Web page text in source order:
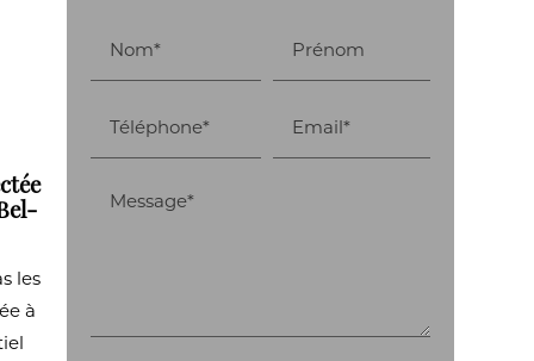
les
à
Nom* Prénom
Téléphone* Email*
Message*